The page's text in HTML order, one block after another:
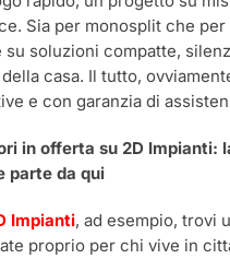
Sia per monosplit che
su soluzioni compatte,
della casa. Il tutto,
e con garanzia di
in offerta su 2D Impianti:
parte da qui
Impianti, ad esempio, trovi
proprio per chi vive in